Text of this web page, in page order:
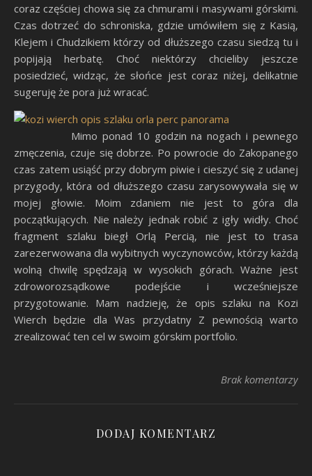
coraz częściej chowa się za chmurami i masywami górskimi.
Czas dotrzeć do schroniska, gdzie umówiłem się z Kasią,
Klejem i Chudzikiem którzy od dłuższego czasu siedzą tu i
popijają herbatę. Choć niektórzy chcieliby jeszcze
posiedzieć, widząc, że słońce jest coraz niżej, delikatnie
sugeruję że pora już wracać.
Mimo ponad 10 godzin na nogach i pewnego
zmęczenia, czuje się dobrze. Po powrocie do Zakopanego
czas zatem usiąść przy dobrym piwie i cieszyć się z udanej
przygody, która od dłuższego czasu zarysowywała się w
mojej głowie. Moim zdaniem nie jest to góra dla
początkujących. Nie należy jednak robić z igły widły. Choć
fragment szlaku biegł Orlą Percią, nie jest to trasa
zarezerwowana dla wybitnych wyczynowców, którzy każdą
wolną chwilę spędzają w wysokich górach. Ważne jest
zdroworozsądkowe podejście i wcześniejsze
przygotowanie. Mam nadzieję, że opis szlaku na Kozi
Wierch będzie dla Was przydatny Z pewnością warto
zrealizować ten cel w swoim górskim portfolio.
Brak komentarzy
DODAJ KOMENTARZ